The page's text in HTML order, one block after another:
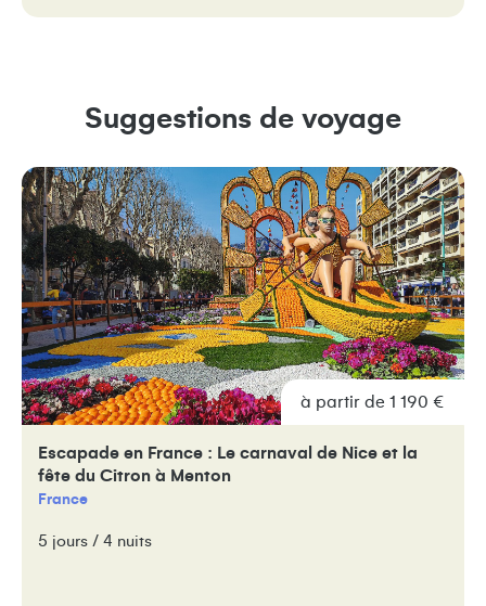
Suggestions de voyage
à partir de 1 190 €
Escapade en France : Le carnaval de Nice et la
fête du Citron à Menton
France
5 jours / 4 nuits